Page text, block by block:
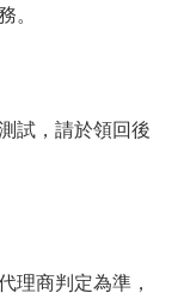
。
試，請於領回後
理商判定為準，